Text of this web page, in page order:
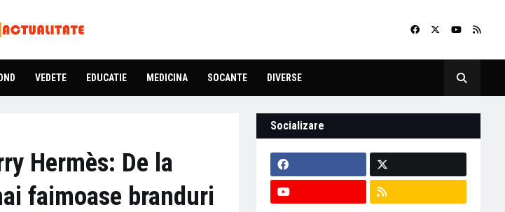
VEDETE EDUCATIE MEDICINA SOCANTE DIVERSE
Hermès: De la
faimoase branduri
Socializare